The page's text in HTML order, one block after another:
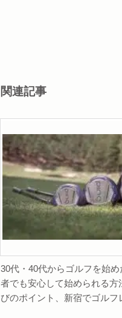
関連記事
30代・40代からゴルフを始
者でも安心して始められる方
びのポイント、新宿でゴルフ